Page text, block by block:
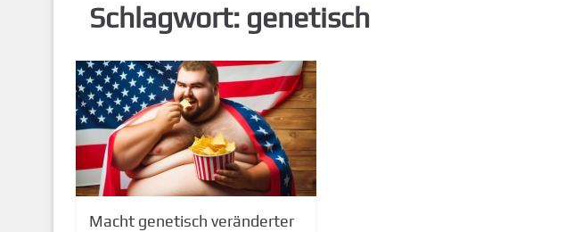
Schlagwort: genetisch
Macht genetisch veränderter